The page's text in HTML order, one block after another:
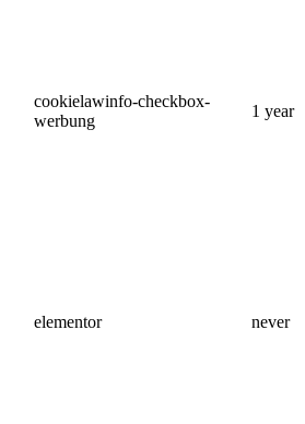
cookielawinfo-checkbox-
werbung
1 year
elementor never